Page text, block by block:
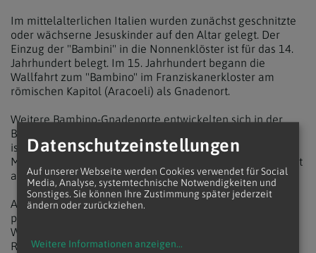
Im mittelalterlichen Italien wurden zunächst geschnitzte
oder wächserne Jesuskinder auf den Altar gelegt. Der
Einzug der "Bambini" in die Nonnenklöster ist für das 14.
Jahrhundert belegt. Im 15. Jahrhundert begann die
Wallfahrt zum "Bambino" im Franziskanerkloster am
römischen Kapitol (Aracoeli) als Gnadenort.
Weitere Bambino-Gnadenorte entwickelten sich in der
Barockzeit. Die wohl berühmteste dieser Gnadenfiguren
ist das "Prager Jesulein" aus dem Karmelitinnenkloster
Maria Victoria in der tschechischen Hauptstadt. Es stammt
aus dem Jahr 1628.
Ab dem 15. Jahrhundert gab es in Italien in den Kirchen
permanente Krippen. Ab dem 17. Jahrhundert wurden
Weihnachtskrippen auch außerhalb Mittelitaliens als
Rekonstruktion des großen Ereignisses von Bethlehem
Datenschutzeinstellungen
Auf unserer Webseite werden Cookies verwendet für Social
Media, Analyse, systemtechnische Notwendigkeiten und
Sonstiges. Sie können Ihre Zustimmung später jederzeit
ändern oder zurückziehen.
Weitere Informationen anzeigen...